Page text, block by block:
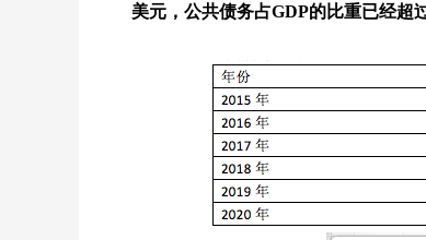
美元，公共债务占GDP的比重已经超